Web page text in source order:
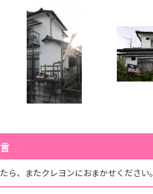
ら、またクレヨンにおまかせください。